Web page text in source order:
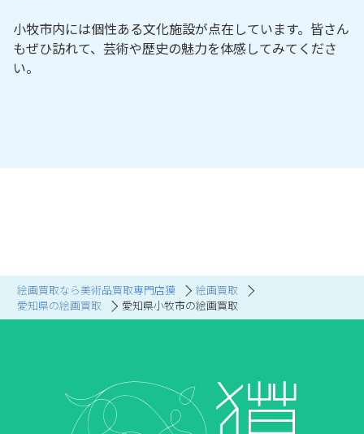
絵画買取なら美術品買取専門店獏
絵画買取
愛知県の絵画買取
愛知県小牧市の絵画買取
小牧市内には個性ある文化施設が点在しています。皆さん
もぜひ訪れて、芸術や歴史の魅力を体感してみてくださ
い。